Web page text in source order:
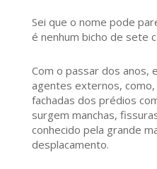
Sei que o nome pode
é nenhum bicho de sete
Com o passar dos anos,
agentes externos, como,
fachadas dos prédios
surgem manchas,
conhecido pela grande
desplacamento.